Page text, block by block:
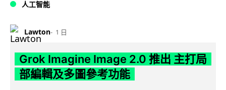
人工智能
Lawton 1 日
Grok Imagine Image 2.0 推出 主打局
部編輯及多圖參考功能